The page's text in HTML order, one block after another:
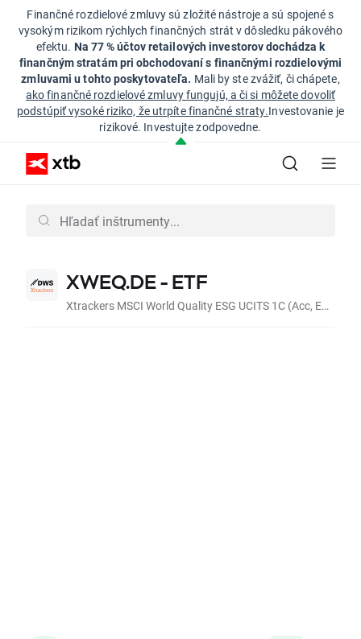
Finančné rozdielové zmluvy sú zložité nástroje a sú spojené s
vysokým rizikom rýchlych finančných strát v dôsledku pákového
efektu. Na 77 % účtov retailových investorov dochádza k
finančným stratám pri obchodovaní s finančnými rozdielovými
zmluvami u tohto poskytovateľa. Mali by ste zvážiť, či chápete,
ako finančné rozdielové zmluvy fungujú, a či si môžete dovoliť
podstúpiť vysoké riziko, že utrpíte finančné straty.Investovanie je
rizikové. Investujte zodpovedne.
XWEQ.DE - ETF
Xtrackers MSCI World Quality ESG UCITS 1C (Acc, EUR)